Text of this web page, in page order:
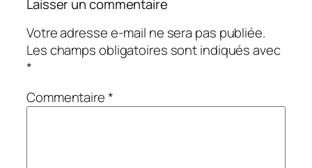
Laisser un commentaire
Votre adresse e-mail ne sera pas publiée.
Les champs obligatoires sont indiqués avec
*
Commentaire*